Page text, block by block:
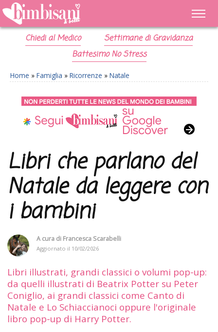
Chiedi al Medico
Settimane di Gravidanza
Battesimo No Stress
Home » Famiglia » Ricorrenze » Natale
Libri che parlano del
Natale da leggere con
i bambini
A cura di Francesca Scarabelli
Aggiornato il 10/02/2026
Libri illustrati, grandi classici o volumi pop-up:
da quelli illustrati di Beatrix Potter su Peter
Coniglio, ai grandi classici come Canto di
Natale e Lo Schiaccianoci oppure l'originale
libro pop-up di Harry Potter.